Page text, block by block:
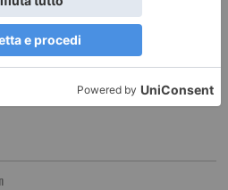
l’AI la vista a un occhio senza più